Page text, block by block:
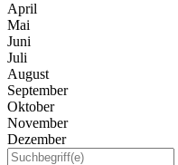
April
Mai
Juni
Juli
August
September
Oktober
November
Dezember